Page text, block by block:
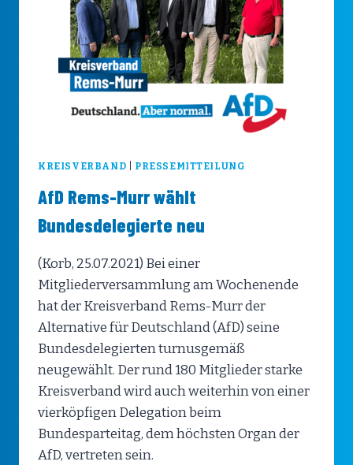
KREISVERBAND PRESSEMITTEILUNG
AfD Rems-Murr wählt
Bundesdelegierte neu
(Korb, 25.07.2021) Bei einer
Mitgliederversammlung am Wochenende
hat der Kreisverband Rems-Murr der
Alternative für Deutschland (AfD) seine
Bundesdelegierten turnusgemäß
neugewählt. Der rund 180 Mitglieder starke
Kreisverband wird auch weiterhin von einer
vierköpfigen Delegation beim
Bundesparteitag, dem höchsten Organ der
AfD, vertreten sein.